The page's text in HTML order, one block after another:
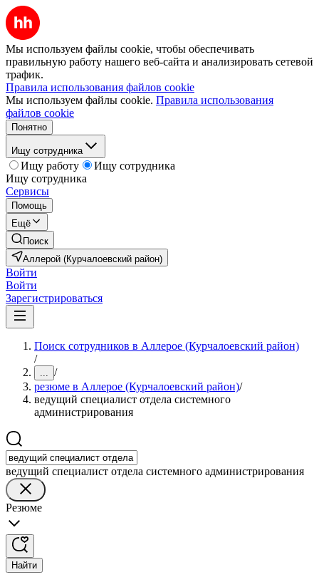
Мы используем файлы cookie, чтобы обеспечивать
правильную работу нашего веб-сайта и анализировать сетевой
трафик.
Правила использования файлов cookie
Мы используем файлы cookie. Правила использования
файлов cookie
Понятно
Ищу сотрудника
Ищу работу
Ищу сотрудника
Ищу сотрудника
Сервисы
Помощь
Ещё
Поиск
Аллерой (Курчалоевский район)
Войти
Войти
Зарегистрироваться
Поиск сотрудников в Аллерое (Курчалоевский район)
/
... /
резюме в Аллерое (Курчалоевский район)/
ведущий специалист отдела системного
администрирования
ведущий специалист отдела системного администрирования
Резюме
Найти